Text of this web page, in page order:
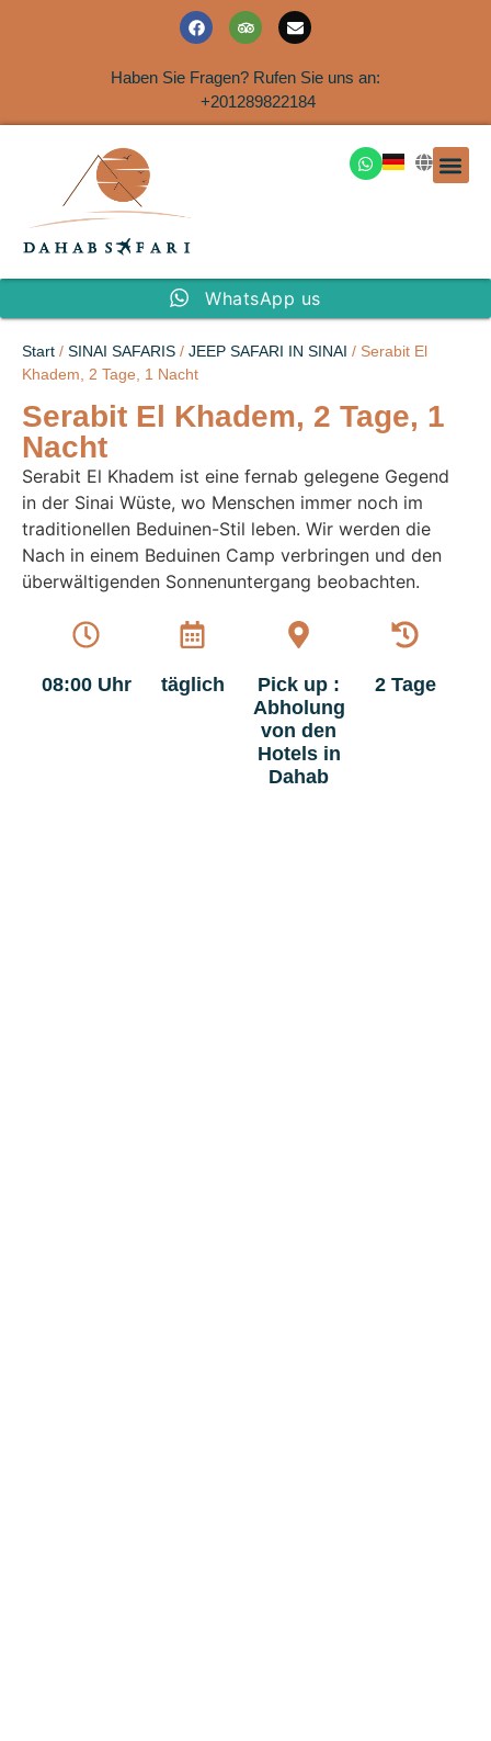
Haben Sie Fragen? Rufen Sie uns an:
+201289822184
WhatsApp us
Start / SINAI SAFARIS / JEEP SAFARI IN SINAI / Serabit El
Khadem, 2 Tage, 1 Nacht
Serabit El Khadem, 2 Tage, 1
Nacht
Serabit El Khadem ist eine fernab gelegene Gegend
in der Sinai Wüste, wo Menschen immer noch im
traditionellen Beduinen-Stil leben. Wir werden die
Nach in einem Beduinen Camp verbringen und den
überwältigenden Sonnenuntergang beobachten.
08:00 Uhr täglich
Pick up :
Abholung
von den
Hotels in
Dahab
2 Tage